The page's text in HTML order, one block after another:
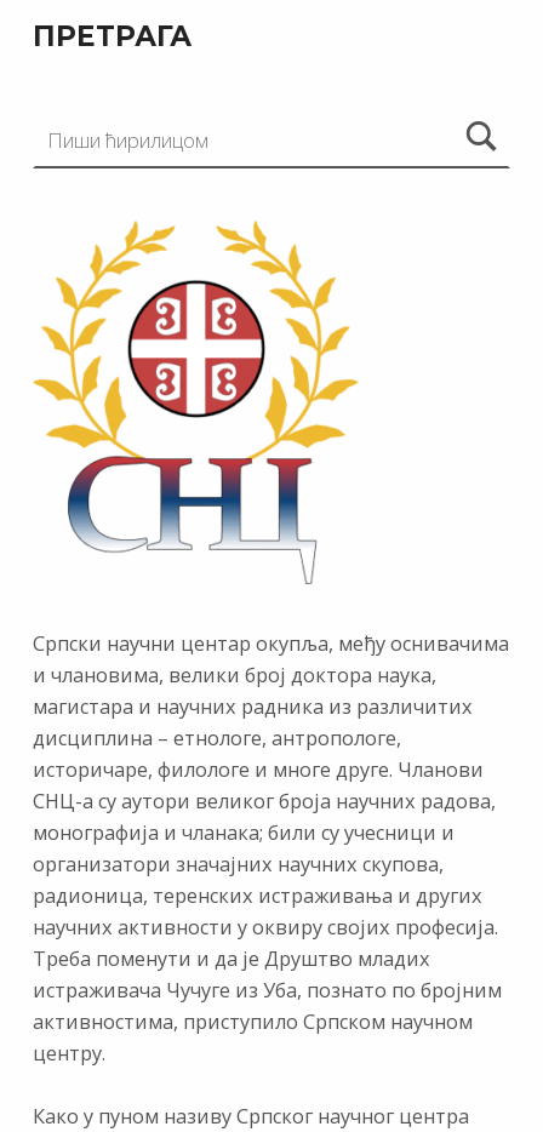
ПРЕТРАГА
Српски научни центар окупља, међу оснивачима
и члановима, велики број доктора наука,
магистара и научних радника из различитих
дисциплина – етнологе, антропологе,
историчаре, филологе и многе друге. Чланови
СНЦ-а су аутори великог броја научних радова,
монографија и чланака; били су учесници и
организатори значајних научних скупова,
радионица, теренских истраживања и других
научних активности у оквиру својих професија.
Треба поменути и да је Друштво младих
истраживача Чучуге из Уба, познато по бројним
активностима, приступило Српском научном
центру.
Како у пуном називу Српског научног центра